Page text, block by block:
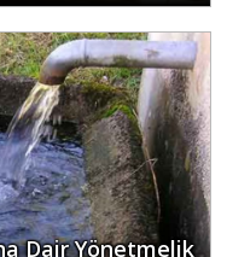
Dair Yönetmelik